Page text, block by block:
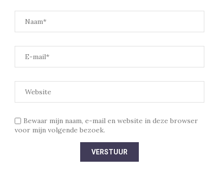
Bewaar mijn naam, e-mail en website in deze browser
voor mijn volgende bezoek.